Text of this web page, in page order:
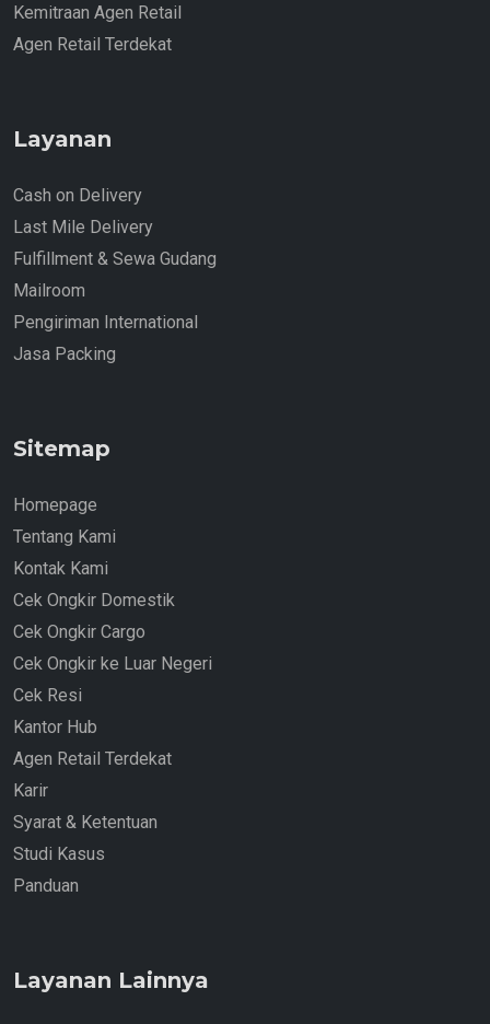
Kemitraan Agen Retail
Agen Retail Terdekat
Layanan
Cash on Delivery
Last Mile Delivery
Fulfillment & Sewa Gudang
Mailroom
Pengiriman International
Jasa Packing
Sitemap
Homepage
Tentang Kami
Kontak Kami
Cek Ongkir Domestik
Cek Ongkir Cargo
Cek Ongkir ke Luar Negeri
Cek Resi
Kantor Hub
Agen Retail Terdekat
Karir
Syarat & Ketentuan
Studi Kasus
Panduan
Layanan Lainnya